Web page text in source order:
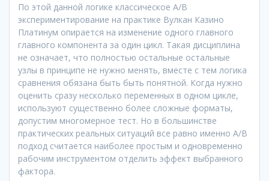
По этой данной логике классическое A/B
экспериментирование на практике Вулкан Казино
Платинум опирается на изменение одного главного
главного компонента за один цикл. Такая дисциплина
не означает, что полностью остальные остальные
узлы в принципе не нужно менять, вместе с тем логика
сравнения обязана быть быть понятной. Когда нужно
оценить сразу несколько переменных в одном цикле,
используют существенно более сложные форматы,
допустим многомерное тест. Но в большинстве
практических реальных ситуаций все равно именно A/B
подход считается наиболее простым и одновременно
рабочим инструментом отделить эффект выбранного
фактора.